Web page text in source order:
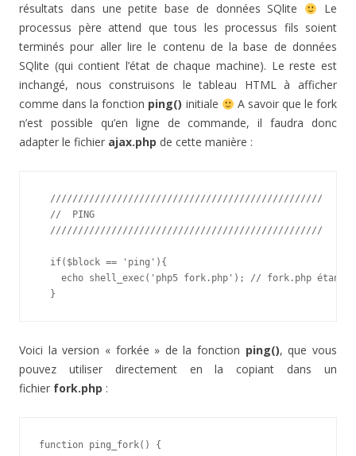
résultats dans une petite base de données SQlite
Le
processus père attend que tous les processus fils soient
terminés pour aller lire le contenu de la base de données
SQlite (qui contient l’état de chaque machine). Le reste est
inchangé, nous construisons le tableau HTML à afficher
comme dans la fonction ping() initiale
A savoir que le fork
n’est possible qu’en ligne de commande, il faudra donc
adapter le fichier ajax.php de cette manière :
  /////////////////////////////////////////////////
  //  PING
  /////////////////////////////////////////////////
  if($block == 'ping'){
echo shell_exec('php5 fork.php'); // fork.php étant
  }
Voici la version « forkée » de la fonction ping(), que vous
pouvez utiliser directement en la copiant dans un
fichier fork.php :
function ping_fork() {